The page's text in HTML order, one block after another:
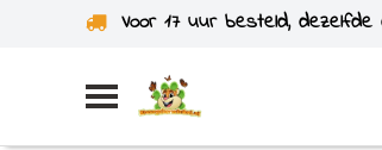
Voor 17 uur besteld, dezelfde